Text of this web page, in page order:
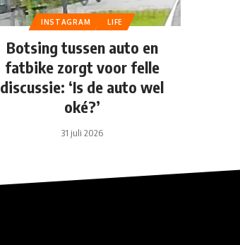
INSTAGRAM LIFE
Botsing tussen auto en
fatbike zorgt voor felle
discussie: ‘Is de auto wel
oké?’
31 juli 2026